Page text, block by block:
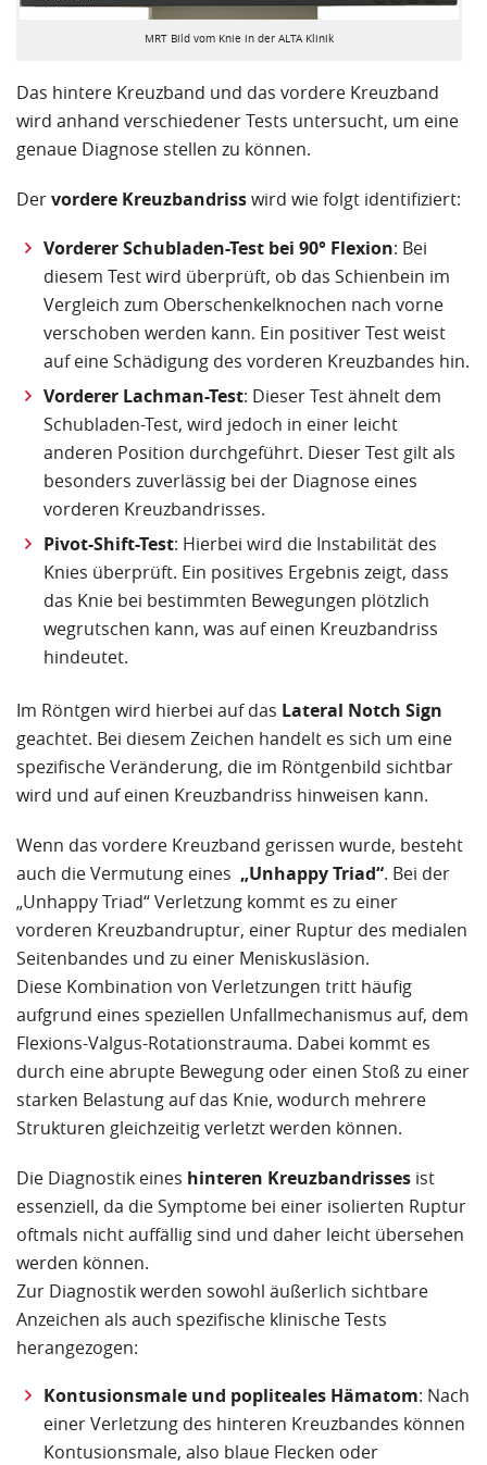
MRT Bild vom Knie in der ALTA Klinik
Das hintere Kreuzband und das vordere Kreuzband
wird anhand verschiedener Tests untersucht, um eine
genaue Diagnose stellen zu können.
Dervordere Kreuzbandrisswird wie folgt identifiziert:
Vorderer Schubladen-Test bei 90° Flexion: Bei
diesem Test wird überprüft, ob das Schienbein im
Vergleich zum Oberschenkelknochen nach vorne
verschoben werden kann. Ein positiver Test weist
auf eine Schädigung des vorderen Kreuzbandes hin.
Vorderer Lachman-Test: Dieser Test ähnelt dem
Schubladen-Test, wird jedoch in einer leicht
anderen Position durchgeführt. Dieser Test gilt als
besonders zuverlässig bei der Diagnose eines
vorderen Kreuzbandrisses.
Pivot-Shift-Test: Hierbei wird die Instabilität des
Knies überprüft. Ein positives Ergebnis zeigt, dass
das Knie bei bestimmten Bewegungen plötzlich
wegrutschen kann, was auf einen Kreuzbandriss
hindeutet.
Im Röntgen wird hierbei auf das Lateral Notch Sign
geachtet. Bei diesem Zeichen handelt es sich um eine
spezifische Veränderung, die im Röntgenbild sichtbar
wird und auf einen Kreuzbandriss hinweisen kann.
Wenn das vordere Kreuzband gerissen wurde, besteht
auch die Vermutung eines „Unhappy Triad“. Bei der
„Unhappy Triad“ Verletzung kommt es zu einer
vorderen Kreuzbandruptur, einer Ruptur des medialen
Seitenbandes und zu einer Meniskusläsion.
Diese Kombination von Verletzungen tritt häufig
aufgrund eines speziellen Unfallmechanismus auf, dem
Flexions-Valgus-Rotationstrauma. Dabei kommt es
durch eine abrupte Bewegung oder einen Stoß zu einer
starken Belastung auf das Knie, wodurch mehrere
Strukturen gleichzeitig verletzt werden können.
Die Diagnostik eines hinteren Kreuzbandrisses ist
essenziell, da die Symptome bei einer isolierten Ruptur
oftmals nicht auffällig sind und daher leicht übersehen
werden können.
Zur Diagnostik werden sowohl äußerlich sichtbare
Anzeichen als auch spezifische klinische Tests
herangezogen:
Kontusionsmale und popliteales Hämatom: Nach
einer Verletzung des hinteren Kreuzbandes können
Kontusionsmale, also blaue Flecken oder